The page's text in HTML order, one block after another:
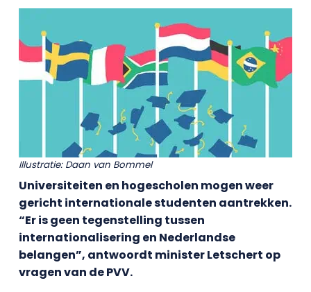
Illustratie: Daan van Bommel
Universiteiten en hogescholen mogen weer
gericht internationale studenten aantrekken.
“Er is geen tegenstelling tussen
internationalisering en Nederlandse
belangen”, antwoordt minister Letschert op
vragen van de PVV.